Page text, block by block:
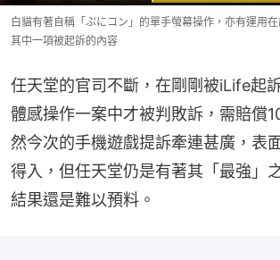
白貓有著自稱「ぷにコン」的單手螢幕操作，亦有運用
其中一項被起訴的內容
任天堂的官司不斷，在剛剛被iLife起
體感操作一案中才被判敗訴，需賠償
然今次的手機遊戲提訴牽連甚廣，表
得入，但任天堂仍是有著其「最強」
結果還是難以預料。